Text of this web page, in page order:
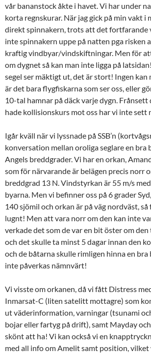
vår bananstock åkte i havet. Vi har under
korta regnskurar. När jag gick på min vakt i
direkt spinnakern, trots att det fortfarande
inte spinnakern uppe på natten pga risken
kraftig vindbyar/vindskiftningar. Men för
om dygnet så kan man inte ligga på
segel ser mäktigt ut, det är stort! Ingen kan
är det bara flygfiskarna som ser oss, eller
10-tal hamnar på däck varje dygn.
hade kollisionskurs mot oss har vi inte sett
Igår kväll när vi lyssnade på SSB’n
konversation mellan oroliga seglare en bra
Angels breddgrader. Vi har en orkan,
som för närvarande är belägen precis norr
breddgrad 13 N. Vindstyrkan är 55 m/s
byarna. Men vi befinner oss på 6 grader
140 sjömil och orkan är på väg nordväst,
lugnt! Men att vara norr om den kan inte
verkade det som de var en bit öster om
och det skulle ta minst 5 dagar innan den
och de båtarna skulle rimligen hinna en
inte påverkas nämnvärt!
Vi visste om orkanen, då vi fått Distress
Inmarsat-C (liten satelitt mottagre) som
ut väderinformation, varningar (tsunami
bojar eller fartyg på drift), samt Mayday
skönt att ha! Vi kan också vi en
med all info om Amelit samt position,